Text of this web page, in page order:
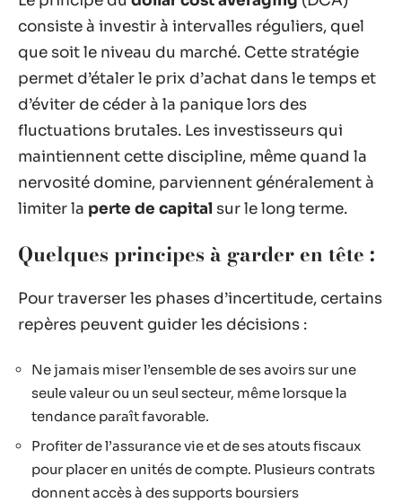
consiste à investir à intervalles réguliers, quel
que soit le niveau du marché. Cette stratégie
permet d’étaler le prix d’achat dans le temps et
d’éviter de céder à la panique lors des
fluctuations brutales. Les investisseurs qui
maintiennent cette discipline, même quand la
nervosité domine, parviennent généralement à
limiter la perte de capital sur le long terme.
Quelques principes à garder en tête :
Pour traverser les phases d’incertitude, certains
repères peuvent guider les décisions :
Ne jamais miser l’ensemble de ses avoirs sur une
seule valeur ou un seul secteur, même lorsque la
tendance paraît favorable.
Profiter de l’assurance vie et de ses atouts fiscaux
pour placer en unités de compte. Plusieurs contrats
donnent accès à des supports boursiers